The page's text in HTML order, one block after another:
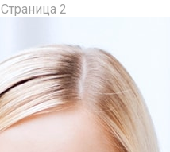
Страница 2